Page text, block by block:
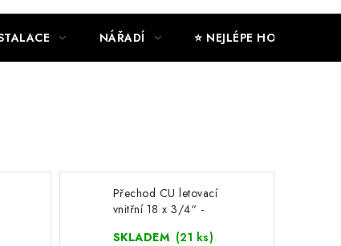
NÁŘADÍ ⭐ NEJLÉPE HODNOCENÉ
Přechod CU letovací
vnitřní 18 x 3/4“ -
SKLADEM (21 ks)